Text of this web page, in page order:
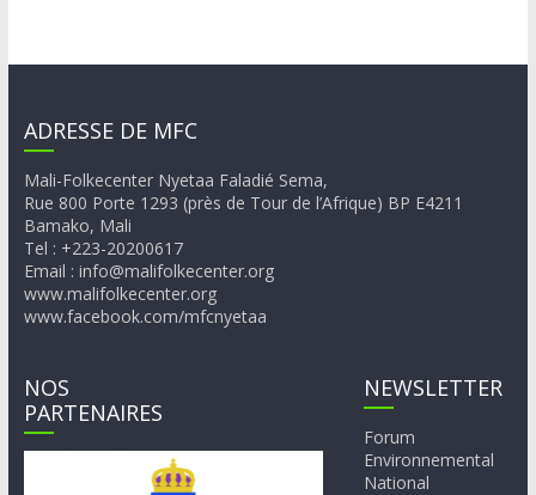
ADRESSE DE MFC
Mali-Folkecenter Nyetaa Faladié Sema,
Rue 800 Porte 1293 (près de Tour de l’Afrique) BP E4211
Bamako, Mali
Tel : +223-20200617
Email : info@malifolkecenter.org
www.malifolkecenter.org
www.facebook.com/mfcnyetaa
NOS
PARTENAIRES
NEWSLETTER
Forum
Environnemental
National